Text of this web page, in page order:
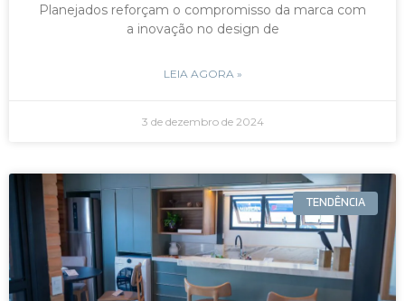
Planejados reforçam o compromisso da marca com
a inovação no design de
LEIA AGORA »
3 de dezembro de 2024
TENDÊNCIA